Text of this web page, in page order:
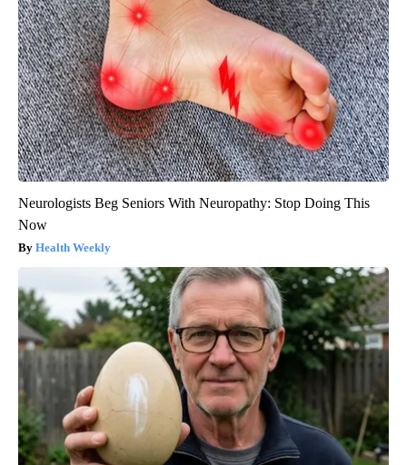
Neurologists Beg Seniors With Neuropathy: Stop Doing This
Now
Health Weekly